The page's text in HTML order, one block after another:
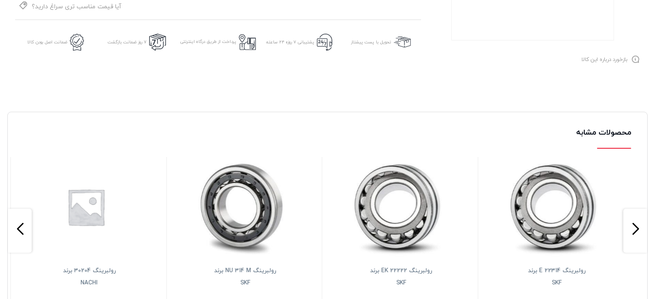
آیا قیمت مناسب تری سراغ دارید؟
تحویل با پست پیشتاز پشتیبانی ۷ روزه ۲۴ ساعته پرداخت از طریق درگاه اینترنتی 7 روز ضمانت بازگشت ضمانت اصل بودن کالا
بازخورد درباره این کالا
محصولات مشابه
رولبرینگ 22314 E برند
SKF
رولبرینگ 22222 EK برند
SKF
رولبرینگ NU 314 M برند
SKF
رولبرینگ 30204 برند
NACHI